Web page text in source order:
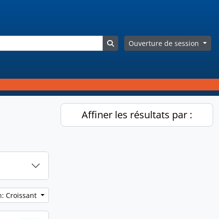
Search in browse page
Ouverture de session
Croissant
Affiner les résultats par :